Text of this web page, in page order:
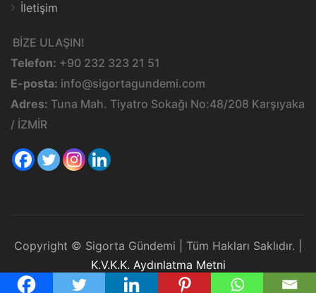
İletişim
BİZE ULAŞIN!
Telefon: +90 232 323 21 51
E-posta: info@sigortagundemi.com
Adres: Tuna Mah. Tiyatro Sokağı No:48/208 Karşıyaka
/ İZMİR
Copyright © Sigorta Gündemi | Tüm Hakları Saklıdır. |
K.V.K.K. Aydınlatma Metni